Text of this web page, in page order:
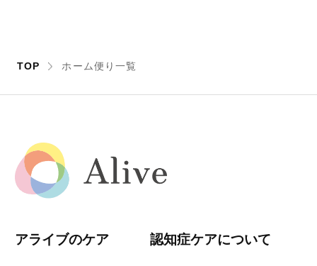
TOP ホーム便り一覧
アライブのケア 認知症ケアについて